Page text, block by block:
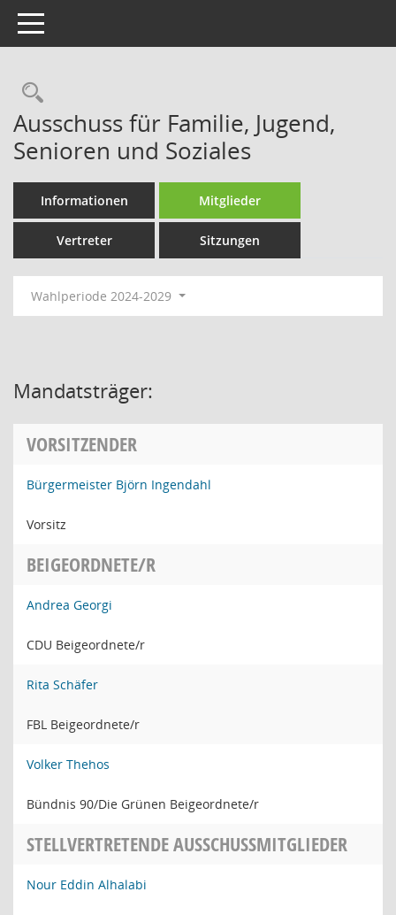
Toggle navigation
Rechercheauswahl
Ausschuss für Familie, Jugend,
Senioren und Soziales
Informationen Mitglieder
Vertreter Sitzungen
Wahlperiode 2024-2029
Mandatsträger:
VORSITZENDER
Bürgermeister Björn Ingendahl
Vorsitz
BEIGEORDNETE/R
Andrea Georgi
CDU Beigeordnete/r
Rita Schäfer
FBL Beigeordnete/r
Volker Thehos
Bündnis 90/Die Grünen Beigeordnete/r
STELLVERTRETENDE AUSSCHUSSMITGLIEDER
Nour Eddin Alhalabi